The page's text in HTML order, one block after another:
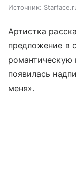
Источник:
Артистка
предложение в
романтическую
появилась
меня».